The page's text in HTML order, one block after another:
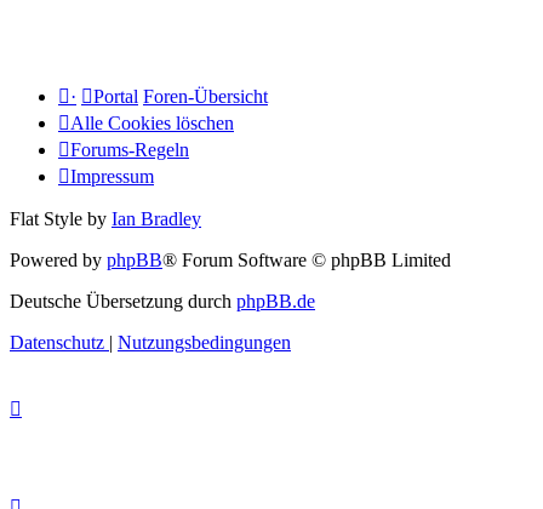
· Portal Foren-Übersicht
Alle Cookies löschen
Forums-Regeln
Impressum
Flat Style by Ian Bradley
Powered by phpBB® Forum Software © phpBB Limited
Deutsche Übersetzung durch phpBB.de
Datenschutz | Nutzungsbedingungen